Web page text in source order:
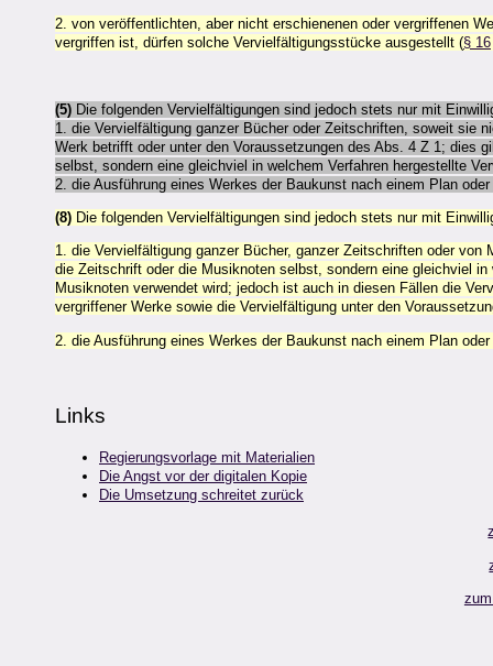
2. von veröffentlichten, aber nicht erschienenen oder vergriffenen
vergriffen ist, dürfen solche Vervielfältigungsstücke ausgestellt (§ 16
(5) Die folgenden Vervielfältigungen sind jedoch stets nur mit
1. die Vervielfältigung ganzer Bücher oder Zeitschriften, soweit sie
Werk betrifft oder unter den Voraussetzungen des Abs. 4 Z 1; dies
selbst, sondern eine gleichviel in welchem Verfahren hergestellte
2. die Ausführung eines Werkes der Baukunst nach einem Plan
(8) Die folgenden Vervielfältigungen sind jedoch stets nur mit
1. die Vervielfältigung ganzer Bücher, ganzer Zeitschriften oder
die Zeitschrift oder die Musiknoten selbst, sondern eine gleichviel
Musiknoten verwendet wird; jedoch ist auch in diesen Fällen die
vergriffener Werke sowie die Vervielfältigung unter den
2. die Ausführung eines Werkes der Baukunst nach einem Plan
Links
Regierungsvorlage mit Materialien
Die Angst vor der digitalen Kopie
Die Umsetzung schreitet zurück